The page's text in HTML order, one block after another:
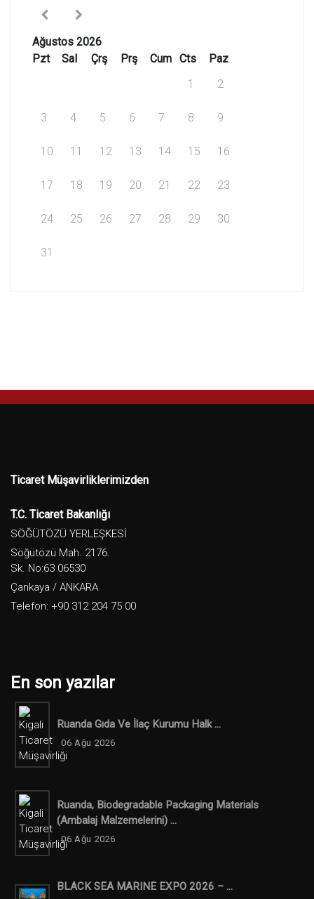
Ağustos 2026
Pzt
Sal Çrş Prş Cum Cts
Paz
1
2
3 4 5 6 7 8 9
10 11 12 13 14 15 16
17 18 19 20 21 22 23
24 25 26 27 28 29 30
31
Ticaret Müşavirliklerimizden
T.C. Ticaret Bakanlığı
SÖĞÜTÖZÜ YERLEŞKESİ
Söğütözü Mah. 2176.
Sk. No:63 06530
Çankaya / ANKARA
Telefon: +90 312 204 75 00
En son yazılar
Ruanda Gıda Ve İlaç Kurumu Halk ...
06 Ağu 2026
Ruanda, Biodegradable Packaging Materials
(ambalaj Malzemelerini) ...
06 Ağu 2026
BLACK SEA MARINE EXPO 2026 – ...